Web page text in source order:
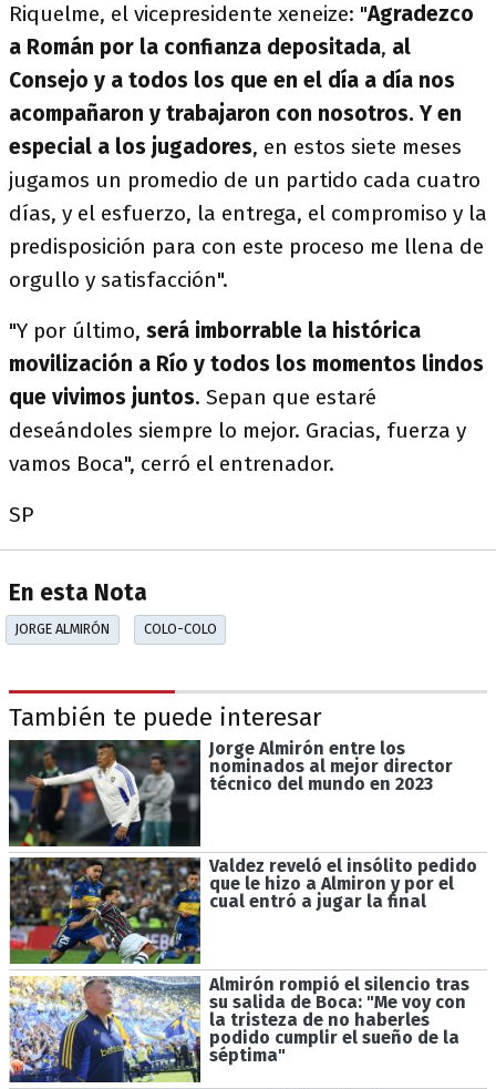
Riquelme, el vicepresidente xeneize: "Agradezco
a Román por la confianza depositada, al
Consejo y a todos los que en el día a día nos
acompañaron y trabajaron con nosotros. Y en
especial a los jugadores, en estos siete meses
jugamos un promedio de un partido cada cuatro
días, y el esfuerzo, la entrega, el compromiso y la
predisposición para con este proceso me llena de
orgullo y satisfacción".
"Y por último, será imborrable la histórica
movilización a Río y todos los momentos lindos
que vivimos juntos. Sepan que estaré
deseándoles siempre lo mejor. Gracias, fuerza y
vamos Boca", cerró el entrenador.
SP
En esta Nota
JORGE ALMIRÓN COLO-COLO
También te puede interesar
Jorge Almirón entre los
nominados al mejor director
técnico del mundo en 2023
Valdez reveló el insólito pedido
que le hizo a Almiron y por el
cual entró a jugar la final
Almirón rompió el silencio tras
su salida de Boca: "Me voy con
la tristeza de no haberles
podido cumplir el sueño de la
séptima"